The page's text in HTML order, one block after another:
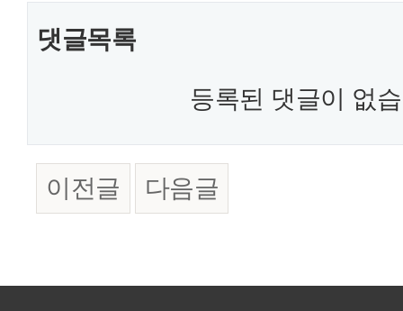
댓글목록
등록된 댓글이 없
이전글 다음글